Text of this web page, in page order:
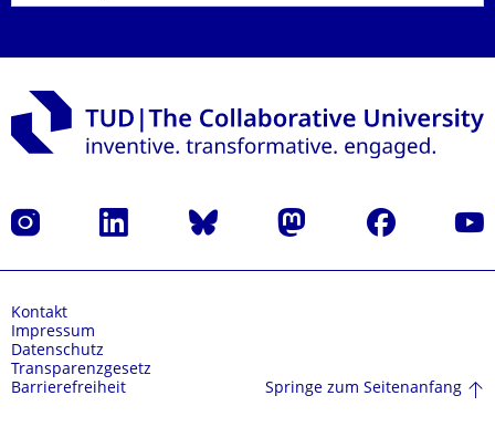
Instagram LinkedIn Bluesky Mastodon Facebook
Kontakt
Impressum
Datenschutz
Transparenzgesetz
Barrierefreiheit
Springe zum Seitenanfang